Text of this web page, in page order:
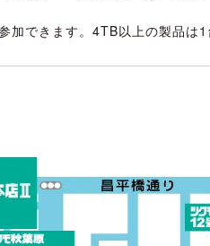
加できます。4TB以上の製品は